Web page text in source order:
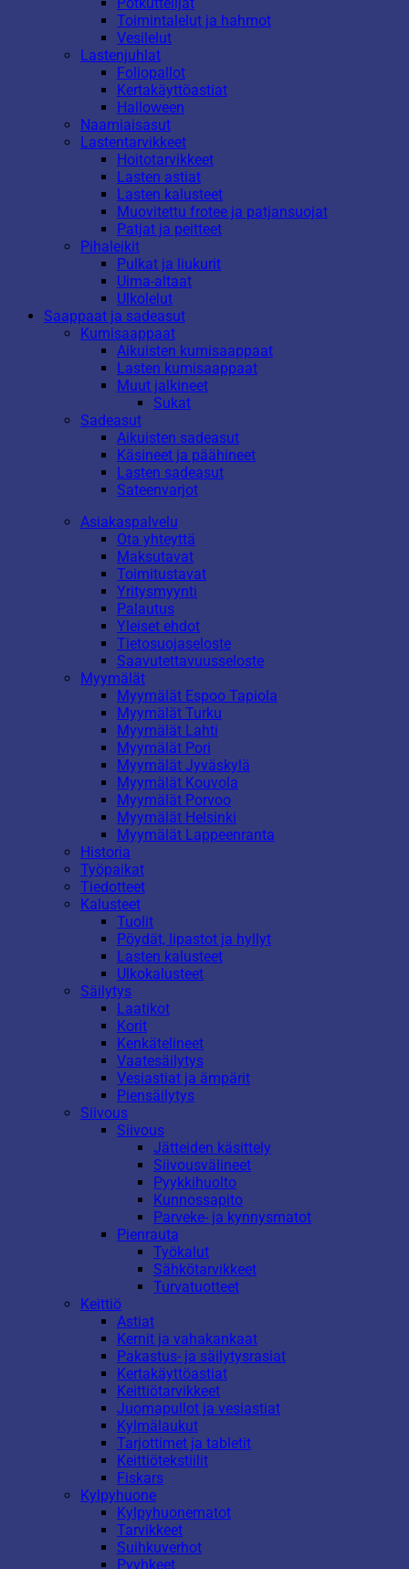
Toimintalelut ja hahmot
Vesilelut
Lastenjuhlat
Foliopallot
Kertakäyttöastiat
Halloween
Naamiaisasut
Lastentarvikkeet
Hoitotarvikkeet
Lasten astiat
Lasten kalusteet
Muovitettu frotee ja patjansuojat
Patjat ja peitteet
Pihaleikit
Pulkat ja liukurit
Uima-altaat
Ulkolelut
Saappaat ja sadeasut
Kumisaappaat
Aikuisten kumisaappaat
Lasten kumisaappaat
Muut jalkineet
Sukat
Sadeasut
Aikuisten sadeasut
Käsineet ja päähineet
Lasten sadeasut
Sateenvarjot
Asiakaspalvelu
Ota yhteyttä
Maksutavat
Toimitustavat
Yritysmyynti
Palautus
Yleiset ehdot
Tietosuojaseloste
Saavutettavuusseloste
Myymälät
Myymälät Espoo Tapiola
Myymälät Turku
Myymälät Lahti
Myymälät Pori
Myymälät Jyväskylä
Myymälät Kouvola
Myymälät Porvoo
Myymälät Helsinki
Myymälät Lappeenranta
Historia
Työpaikat
Tiedotteet
Kalusteet
Tuolit
Pöydät, lipastot ja hyllyt
Lasten kalusteet
Ulkokalusteet
Säilytys
Laatikot
Korit
Kenkätelineet
Vaatesäilytys
Vesiastiat ja ämpärit
Piensäilytys
Siivous
Siivous
Jätteiden käsittely
Siivousvälineet
Pyykkihuolto
Kunnossapito
Parveke- ja kynnysmatot
Pienrauta
Työkalut
Sähkötarvikkeet
Turvatuotteet
Keittiö
Astiat
Kernit ja vahakankaat
Pakastus- ja säilytysrasiat
Kertakäyttöastiat
Keittiötarvikkeet
Juomapullot ja vesiastiat
Kylmälaukut
Tarjottimet ja tabletit
Keittiötekstiilit
Fiskars
Kylpyhuone
Kylpyhuonematot
Tarvikkeet
Suihkuverhot
Pyyhkeet